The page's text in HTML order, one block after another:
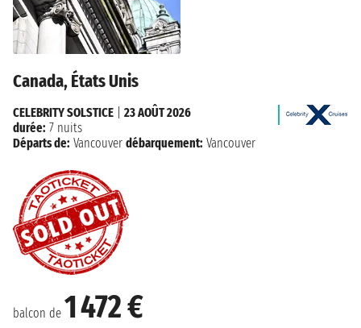
Canada, États Unis
balcon de 1 472 €
CELEBRITY SOLSTICE
23 AOÛT 2026
durée: 7 nuits
Départs de: Vancouver débarquement: Vancouver